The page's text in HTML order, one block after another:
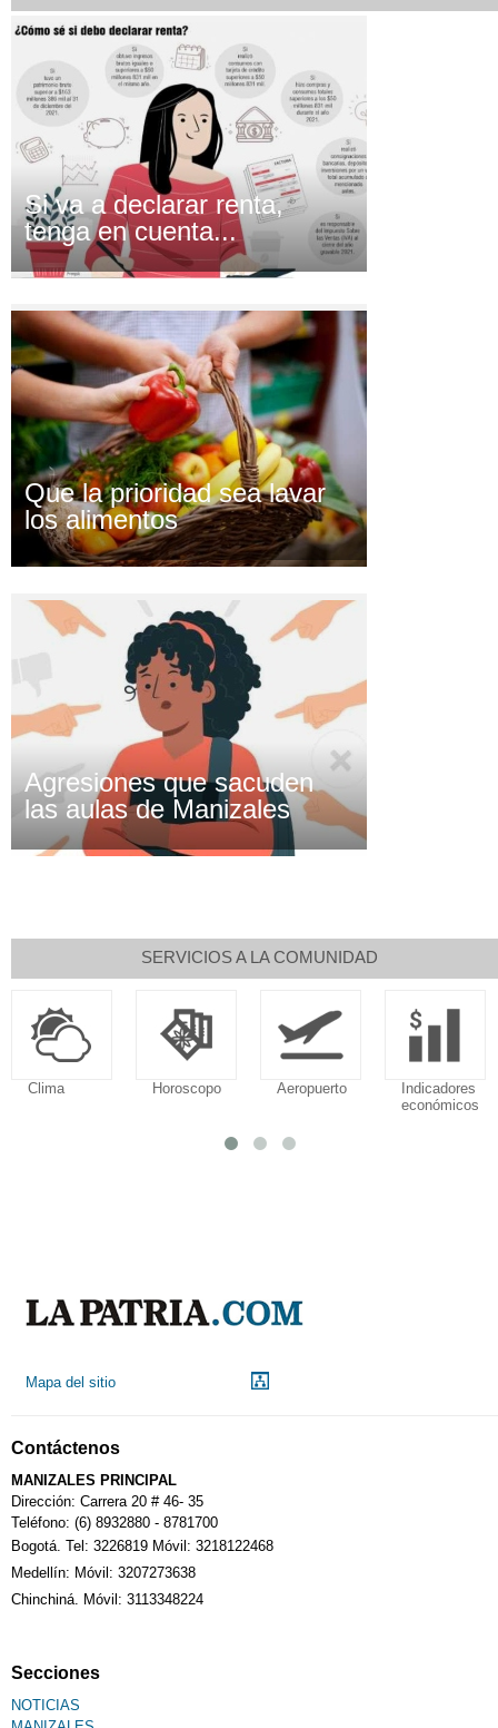
Si va a declarar renta,
tenga en cuenta...
Que la prioridad sea lavar
los alimentos
Agresiones que sacuden
las aulas de Manizales
SERVICIOS A LA COMUNIDAD
Horoscopo Aeropuerto
Indicadores
Droguerías
Mapa del sitio
Contáctenos
MANIZALES PRINCIPAL
Dirección: Carrera 20 # 46- 35
Teléfono: (6) 8932880 - 8781700
Bogotá. Tel: 3226819 Móvil: 3218122468
Medellín: Móvil: 3207273638
Chinchiná. Móvil: 3113348224
Secciones
NOTICIAS